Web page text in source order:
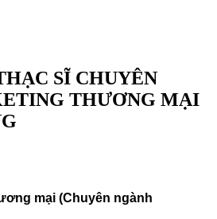
SĨ CHUYÊN
THƯƠNG MẠI
mại (Chuyên ngành